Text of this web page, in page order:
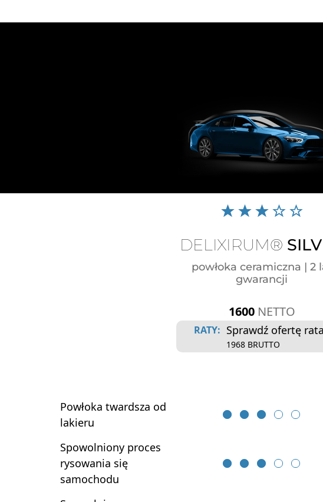
DELIXIRUM®
powłoka ceramiczna | 2
gwarancji
1600 NETTO
RATY: Sprawdź ofertę
1968 BRUTTO
Powłoka twardsza od
lakieru
Spowolniony proces
rysowania się
samochodu